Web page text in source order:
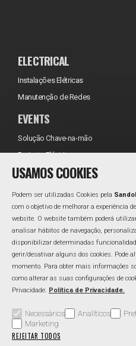
ELECTRICAL
Instalações Elétricas
Manutenção de Redes
EVENTS
Solução Chave-na-mão
Projecto Eléctrico
Equipamentos
Instalação
Assistência Técnica
Reabastecimento
Área ReservadaPerguntas Frequentes
Política de Privacidade
Livro de Reclamações
Canal de
USAMOS COOKIES
Podem ser utilizadas Cookies pela
com o objetivo de melhorar a experiência
website. O website também poderá
analisar hábitos de navegação,
disponibilizar determinadas
gerir/desativar alguns dos cookies. Pode
momento. Para obter mais informações
como alterar as suas configurações de
Privacidade. Política de Privacidade.
Necessários Analíticos
Marketing
REJEITAR TODOS